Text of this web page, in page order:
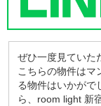
ぜひ一度見ていた
こちらの物件はマ
る物件はいかがで
ら、room light 新